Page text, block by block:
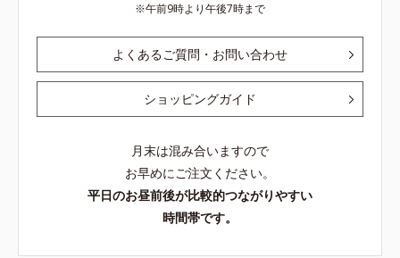
午前9時より午後7時まで
よくあるご質問・お問い合わせ
ショッピングガイド
月末は混み合いますので
お早めにご注文ください。
平日のお昼前後が比較的つながりやすい
時間帯です。